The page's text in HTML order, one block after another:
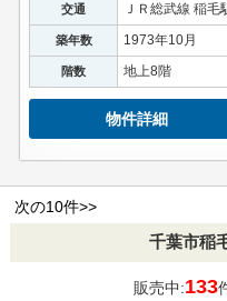
交通 ＪＲ総武線 稲毛
築年数 1973年10月
階数 地上8階
物件詳細
次の10件>>
千葉市稲
販売中:133